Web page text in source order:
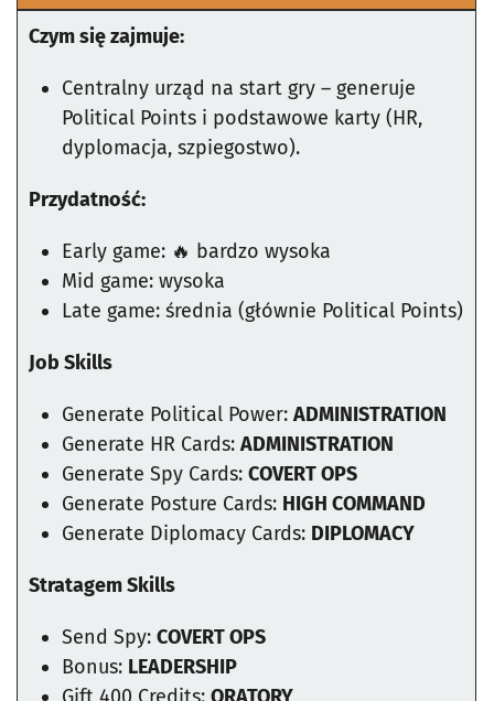
Czym się zajmuje:
Centralny urząd na start gry – generuje
Political Points i podstawowe karty (HR,
dyplomacja, szpiegostwo).
Przydatność:
Early game: 🔥 bardzo wysoka
Mid game: wysoka
Late game: średnia (głównie Political Points)
Job Skills
Generate Political Power: ADMINISTRATION
Generate HR Cards: ADMINISTRATION
Generate Spy Cards: COVERT OPS
Generate Posture Cards: HIGH COMMAND
Generate Diplomacy Cards: DIPLOMACY
Stratagem Skills
Send Spy: COVERT OPS
Bonus: LEADERSHIP